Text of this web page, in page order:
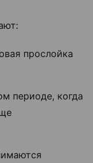
прослойка
периоде, когда